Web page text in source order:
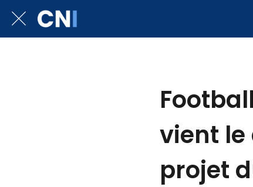
vient le
projet